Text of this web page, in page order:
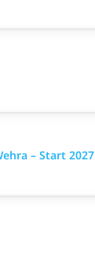
– Start 2027